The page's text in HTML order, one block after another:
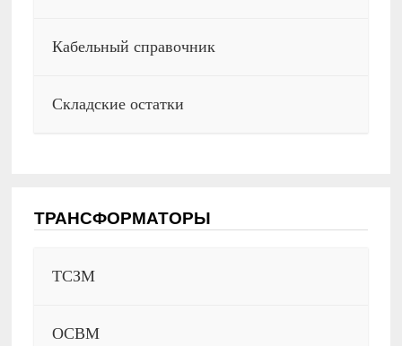
Кабельный справочник
Складские остатки
ТРАНСФОРМАТОРЫ
ТСЗМ
ОСВМ